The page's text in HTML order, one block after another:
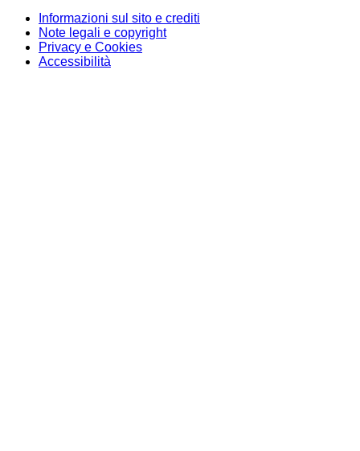
Informazioni sul sito e crediti
Note legali e copyright
Privacy e Cookies
Accessibilità